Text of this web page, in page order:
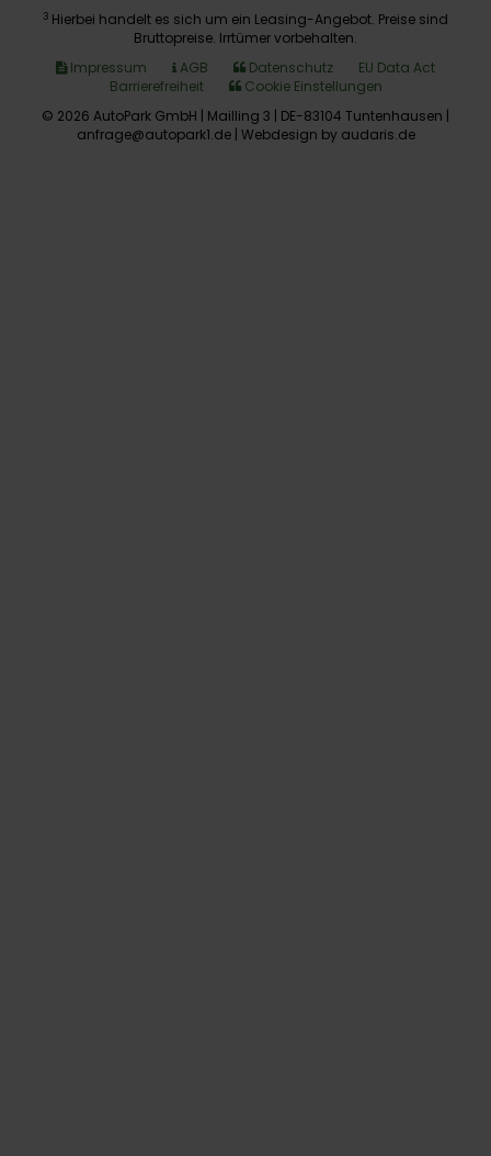
3 Hierbei handelt es sich um ein Leasing-Angebot. Preise sind
Bruttopreise. Irrtümer vorbehalten.
Impressum
AGB Datenschutz
EU Data Act
Barrierefreiheit
Cookie Einstellungen
© 2026 AutoPark GmbH | Mailling 3 | DE-83104 Tuntenhausen |
anfrage@autopark1.de | Webdesign by audaris.de